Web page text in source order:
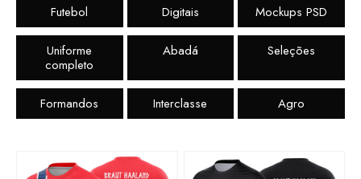
Futebol Digitais Mockups PSD
Uniforme
completo
Abadá Seleções
Formandos Interclasse Agro